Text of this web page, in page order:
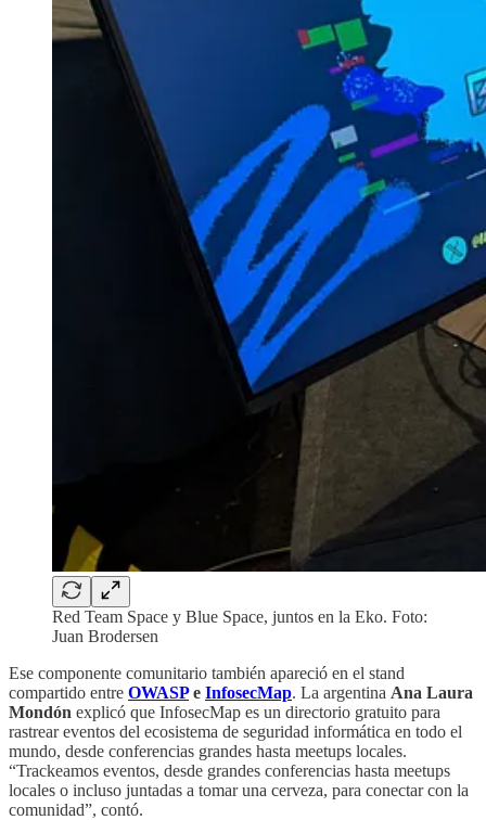
Red Team Space y Blue Space, juntos en la Eko. Foto:
Juan Brodersen
Ese componente comunitario también apareció en el stand
compartido entre OWASPe InfosecMap. La argentina Ana Laura
Mondón explicó que InfosecMap es un directorio gratuito para
rastrear eventos del ecosistema de seguridad informática en todo el
mundo, desde conferencias grandes hasta meetups locales.
“Trackeamos eventos, desde grandes conferencias hasta meetups
locales o incluso juntadas a tomar una cerveza, para conectar con la
comunidad”, contó.